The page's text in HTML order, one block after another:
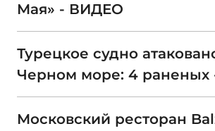
Мая» - ВИДЕО
Турецкое судно
Черном море: 4
Московский ресторан